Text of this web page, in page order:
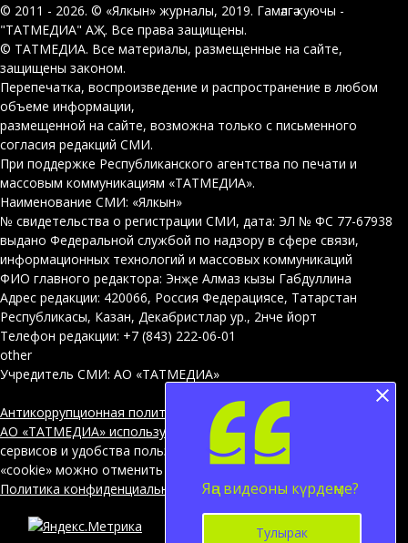
© 2011 - 2026. © «Ялкын» журналы, 2019. Гамәлгә куючы -
"ТАТМЕДИА" АҖ. Все права защищены.
© ТАТМЕДИА. Все материалы, размещенные на сайте,
защищены законом.
Перепечатка, воспроизведение и распространение в любом
объеме информации,
размещенной на сайте, возможна только с письменного
согласия редакций СМИ.
При поддержке Республиканского агентства по печати и
массовым коммуникациям «ТАТМЕДИА».
Наименование СМИ: «Ялкын»
№ свидетельства о регистрации СМИ, дата: ЭЛ № ФС 77-67938
выдано Федеральной службой по надзору в сфере связи,
информационных технологий и массовых коммуникаций
ФИО главного редактора: Энҗе Алмаз кызы Габдуллина
Адрес редакции: 420066, Россия Федерациясе, Татарстан
Республикасы, Казан, Декабристлар ур., 2нче йорт
Телефон редакции: +7 (843) 222-06-01
other
Учредитель СМИ: АО «ТАТМЕДИА»
Антикоррупционная политика
АО «ТАТМЕДИА» использует «cookie»для персонализации
сервисов и удобства пользователей сайтом. Использование
«cookie» можно отменить в настройках браузера.
Политика конфиденциальности
12+
Яңа видеоны күрдеңме?
Тулырак